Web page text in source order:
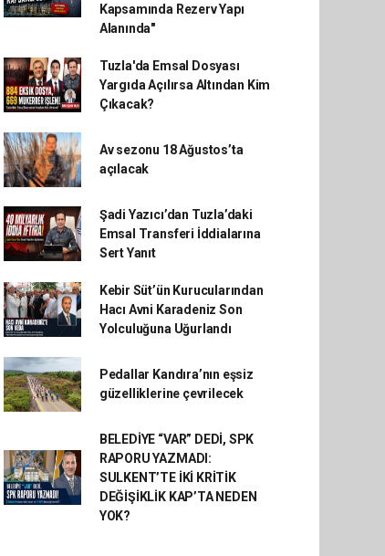
Kapsamında Rezerv Yapı
Alanında"
Tuzla'da Emsal Dosyası
Yargıda Açılırsa Altından Kim
Çıkacak?
Av sezonu 18 Ağustos’ta
açılacak
Şadi Yazıcı’dan Tuzla’daki
Emsal Transferi İddialarına
Sert Yanıt
Kebir Süt’ün Kurucularından
Hacı Avni Karadeniz Son
Yolculuğuna Uğurlandı
Pedallar Kandıra’nın eşsiz
güzelliklerine çevrilecek
BELEDİYE “VAR” DEDİ, SPK
RAPORU YAZMADI:
SULKENT’TE İKİ KRİTİK
DEĞİŞİKLİK KAP’TA NEDEN
YOK?